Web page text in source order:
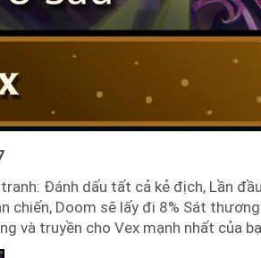
Đánh dấu tất cả kẻ địch, Lần
chiến, Doom sẽ lấy đi 8% Sát
và truyền cho Vex mạnh nhất của